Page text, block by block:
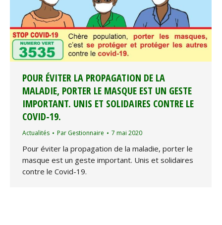
POUR ÉVITER LA PROPAGATION DE LA
MALADIE, PORTER LE MASQUE EST UN GESTE
IMPORTANT. UNIS ET SOLIDAIRES CONTRE LE
COVID-19.
Actualités Par Gestionnaire 7 mai 2020
Pour éviter la propagation de la maladie, porter le
masque est un geste important. Unis et solidaires
contre le Covid-19.